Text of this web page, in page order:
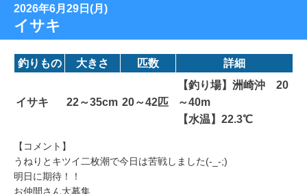
2026年6月29日(月)
イサキ
釣りもの 大きさ 匹数 詳細
イサキ 22～35cm 20～42匹
【釣り場】洲崎沖 20
～40m
【水温】22.3℃
【コメント】
うねりとキツイ二枚潮で今日は苦戦しました(-_-;)
明日に期待！！
お仲間さん大募集